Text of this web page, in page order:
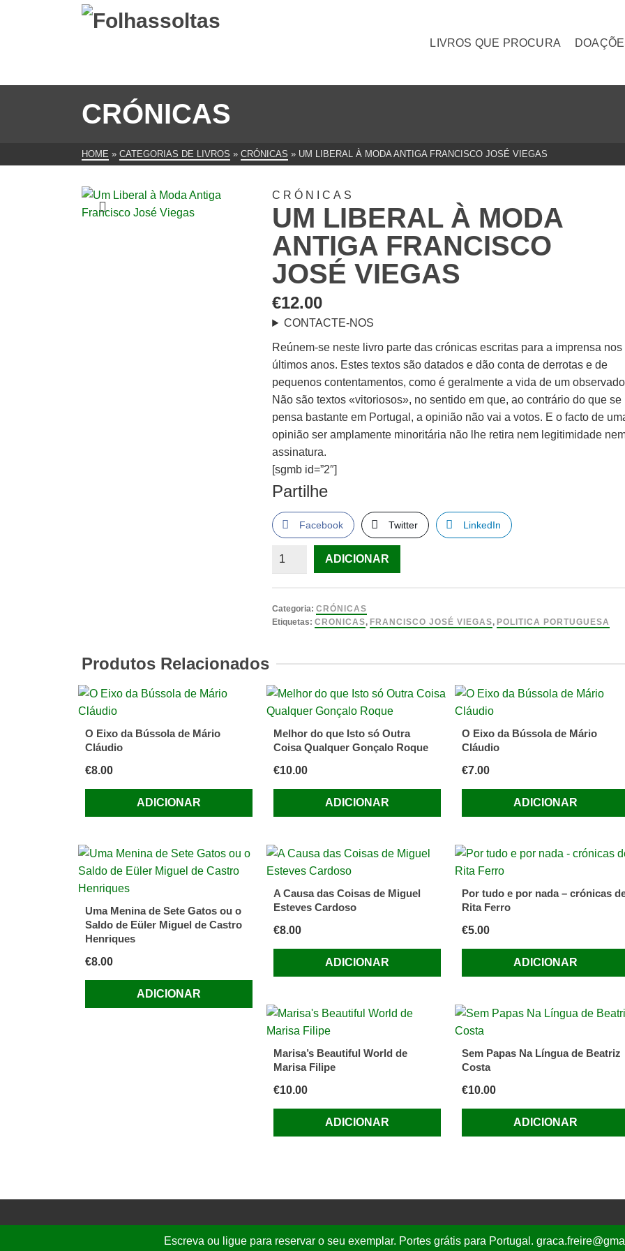
Escreva ou ligue para reservar o seu exemplar. Portes grátis para Portugal.
LIVROS QUE PROCURA
CRÓNICAS
HOME » CATEGORIAS DE LIVROS » CRÓNICAS » UM LIBERAL À MODA ANTIGA FRANCISCO JOSÉ VIEGAS
CRÓNICAS
UM LIBERAL À MODA
ANTIGA FRANCISCO
JOSÉ VIEGAS
€12.00
CONTACTE-NOS
Reúnem-se neste livro parte das crónicas escritas para a imprensa nos
últimos anos. Estes textos são datados e dão conta de derrotas e de
pequenos contentamentos, como é geralmente a vida de um
Não são textos «vitoriosos», no sentido em que, ao contrário do que se
pensa bastante em Portugal, a opinião não vai a votos. E o facto de
opinião ser amplamente minoritária não lhe retira nem legitimidade
assinatura.
[sgmb id=”2″]
Partilhe
Facebook Twitter LinkedIn
Quantidade
Liberal
à
José
Viegas
ADICIONAR
Categoria:CRÓNICAS
Etiquetas:CRONICAS, FRANCISCO JOSÉ VIEGAS, POLITICA PORTUGUESA
Produtos Relacionados
O Eixo da Bússola de Mário
Cláudio
€8.00
ADICIONAR
Melhor do que Isto só Outra
Coisa Qualquer Gonçalo Roque
€10.00
ADICIONAR
O Eixo da Bússola de Mário
Cláudio
€7.00
ADICIONAR
Uma Menina de Sete Gatos ou o
Saldo de Eüler Miguel de Castro
Henriques
€8.00
ADICIONAR
A Causa das Coisas de Miguel
Esteves Cardoso
€8.00
ADICIONAR
Por tudo e por nada – crónicas
Rita Ferro
€5.00
ADICIONAR
Marisa’s Beautiful World de
Marisa Filipe
€10.00
ADICIONAR
Sem Papas Na Língua de Beatriz
Costa
€10.00
ADICIONAR
© 2026 Folhassoltas | E.graca.freire@gmail.com| T.(+351) 919 44 27 63, Portes Grátis para Portugal|Política de Privacidade|